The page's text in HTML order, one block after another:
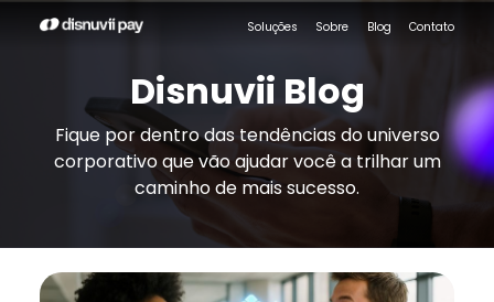
Soluções Sobre Blog Contato
Disnuvii Blog
Fique por dentro das tendências do universo
corporativo que vão ajudar você a trilhar um
caminho de mais sucesso.